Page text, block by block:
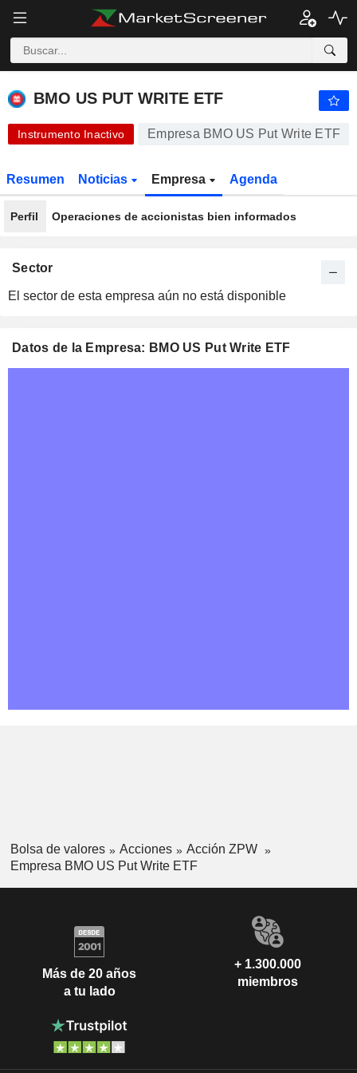
BMO US PUT WRITE ETF 15,25 $ -
BMO US PUT WRITE ETF
Instrumento Inactivo Empresa BMO US Put Write ETF
Resumen Noticias Empresa Agenda
Perfil Operaciones de accionistas bien informados
Datos de la Empresa: BMO US Put Write ETF
Sector
El sector de esta empresa aún no está disponible
Bolsa de valores Acciones
Acción ZPW
Empresa BMO US Put Write ETF
Más de 20 años
a tu lado
+ 1.300.000
miembros